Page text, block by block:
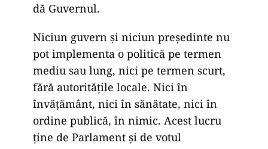
dă Guvernul.
Niciun guvern și niciun președinte nu
pot implementa o politică pe termen
mediu sau lung, nici pe termen scurt,
fără autoritățile locale. Nici în
învățământ, nici în sănătate, nici în
ordine publică, în nimic. Acest lucru
ține de Parlament și de votul